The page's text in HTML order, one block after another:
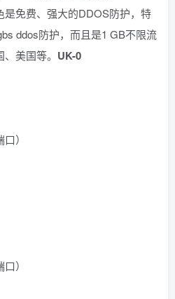
免费、强大的DDOS防护，特
ddos防护，而且是1 GB不限流
美国等。 UK-0
）
）